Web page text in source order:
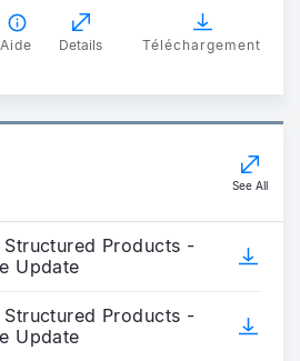
Aide Details Téléchargement
See All
Structured Products -
Update
Structured Products -
Update